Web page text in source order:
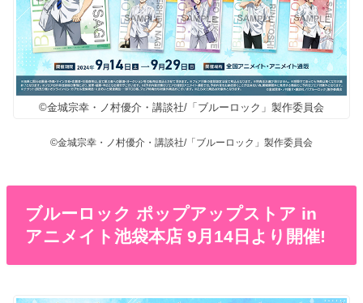
©金城宗幸・ノ村優介・講談社/「ブルーロック」製作委員会
©金城宗幸・ノ村優介・講談社/「ブルーロック」製作委員会
ブルーロック ポップアップストア in
アニメイト池袋本店 9月14日より開催!